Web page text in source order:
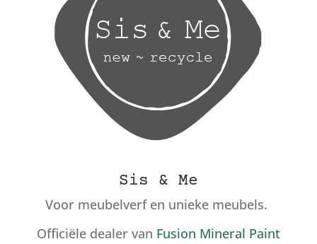
Sis & Me
Voor meubelverf en unieke meubels.
Officiële dealer van Fusion Mineral Paint